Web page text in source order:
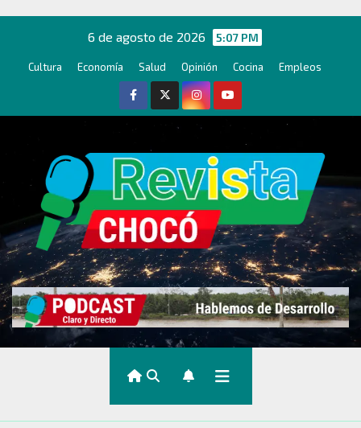
contenido
6 de agosto de 2026 5:07 PM
Cultura Economía Salud Opinión Cocina Empleos